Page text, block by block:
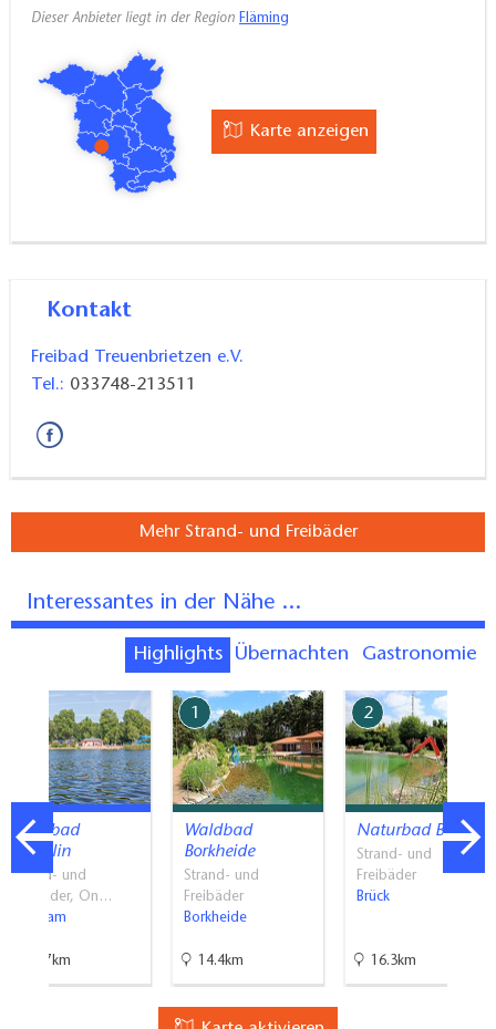
Dieser Anbieter liegt in der Region Fläming
Karte anzeigen
Kontakt
Freibad Treuenbrietzen e.V.
Tel.: 033748-213511
Mehr Strand- und Freibäder
Interessantes in der Nähe ...
Highlights Übernachten Gastronomie
Waldbad
Templin
Strand- und
Freibäder, On…
Potsdam
33.7km
1
Waldbad
Borkheide
Strand- und
Freibäder
Borkheide
14.4km
2
Naturbad Brück
Strand- und
Freibäder
Brück
16.3km